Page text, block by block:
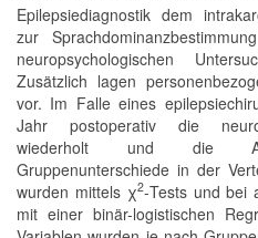
Epilepsiediagnostik dem
zur
neuropsychologischen
Zusätzlich lagen
vor. Im Falle eines
Jahr postoperativ die
wiederholt und die
Gruppenunterschiede in der
wurden mittels χ2-Tests und bei
mit einer binär-logistischen